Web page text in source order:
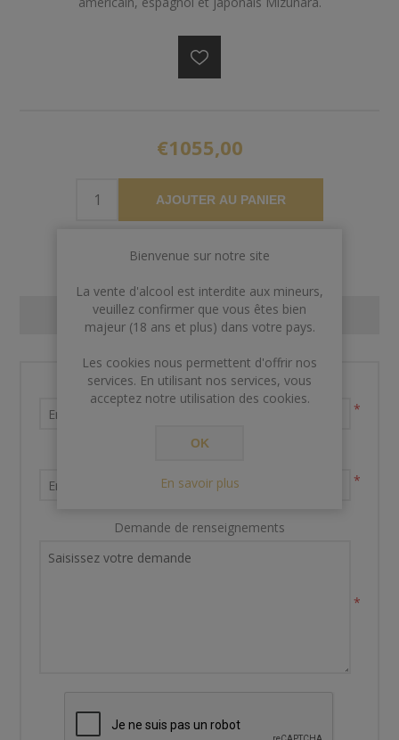
€1055,00
AJOUTER AU PANIER
CONTACT US
Nom et prénom
*
*
Demande de renseignements
*
Bienvenue sur notre site
La vente d'alcool est interdite aux mineurs,
veuillez confirmer que vous êtes bien
majeur (18 ans et plus) dans votre pays.
Les cookies nous permettent d'offrir nos
services. En utilisant nos services, vous
acceptez notre utilisation des cookies.
OK
En savoir plus